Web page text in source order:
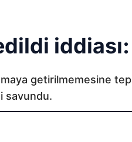
getirilmemesine
savundu.